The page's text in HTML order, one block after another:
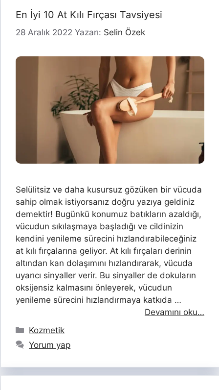
En İyi 10 At Kılı Fırçası Tavsiyesi
28 Aralık 2022 Yazarı: Selin Özek
Selülitsiz ve daha kusursuz gözüken bir vücuda
sahip olmak istiyorsanız doğru yazıya geldiniz
demektir! Bugünkü konumuz batıkların azaldığı,
vücudun sıkılaşmaya başladığı ve cildinizin
kendini yenileme sürecini hızlandırabileceğiniz
at kılı fırçalarına geliyor. At kılı fırçaları derinin
altından kan dolaşımını hızlandırarak, vücuda
uyarıcı sinyaller verir. Bu sinyaller de dokuların
oksijensiz kalmasını önleyerek, vücudun
yenileme sürecini hızlandırmaya katkıda …
Devamını oku…
Kategoriler
Kozmetik
Yorum yap